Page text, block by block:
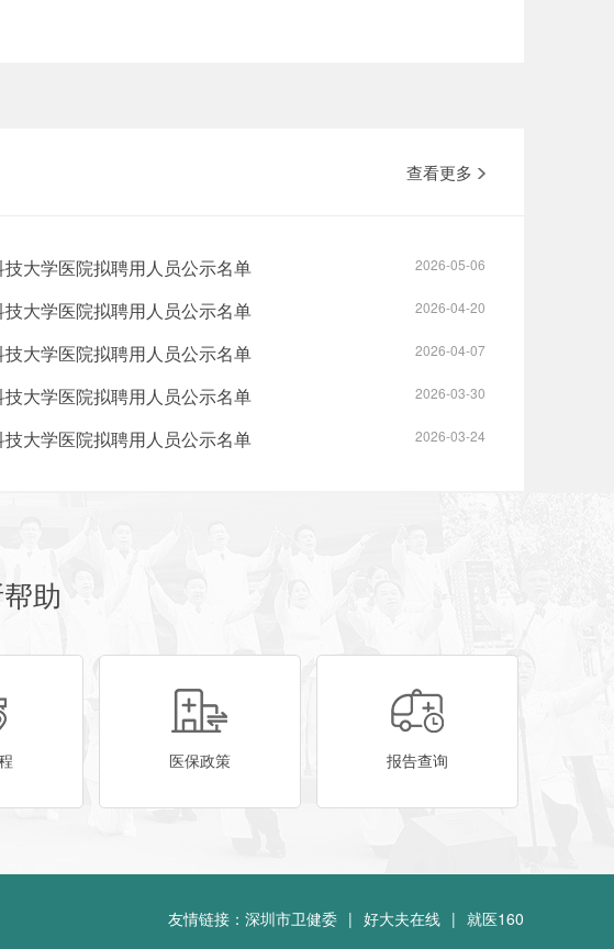
查看更多
2026-05-06
大学医院拟聘用人员公示名单
2026-04-20
大学医院拟聘用人员公示名单
2026-04-07
大学医院拟聘用人员公示名单
2026-03-30
大学医院拟聘用人员公示名单
2026-03-24
大学医院拟聘用人员公示名单
助
医保政策 报告查询
友情链接： 深圳市卫健委 | 好大夫在线 | 就医160